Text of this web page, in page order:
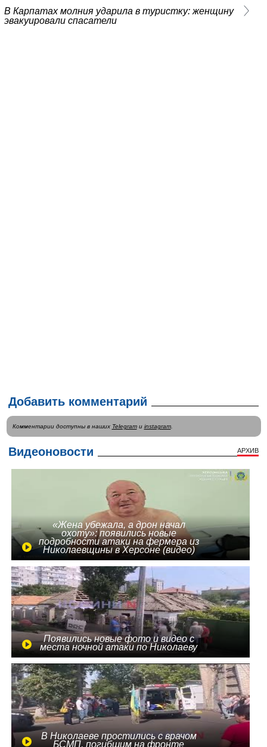
В Карпатах молния ударила в туристку: женщину
эвакуировали спасатели
Добавить комментарий
Комментарии доступны в наших Telegramи instagram.
Видеоновости АРХИВ
«Жена убежала, а дрон начал
охоту»: появились новые
подробности атаки на фермера из
Николаевщины в Херсоне (видео)
Появились новые фото и видео с
места ночной атаки по Николаеву
В Николаеве простились с врачом
БСМП, погибшим на фронте